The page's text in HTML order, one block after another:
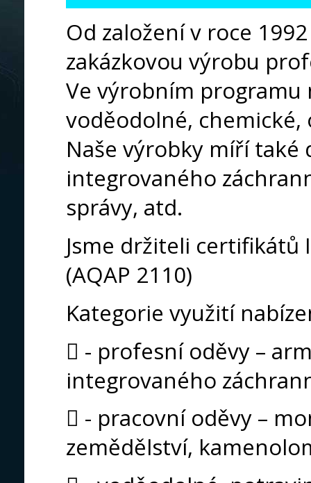
Od založení v roce
zakázkovou výrobu
Ve výrobním programu
voděodolné,
Naše výrobky míří
integrovaného
správy, atd.
Jsme držiteli certifikátů
(AQAP 2110)
Kategorie využití
 - profesní oděvy –
integrovaného
 - pracovní oděvy –
zemědělství,